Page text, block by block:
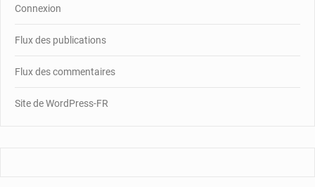
Connexion
Flux des publications
Flux des commentaires
Site de WordPress-FR